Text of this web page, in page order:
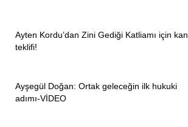
Ayten Kordu’dan Zini Gediği Katliamı için
teklifi!
Ayşegül Doğan: Ortak geleceğin ilk hukuki
adımı-VİDEO